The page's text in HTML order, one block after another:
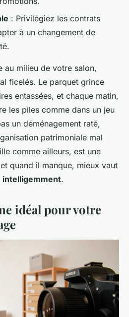
: Privilégiez les contrats
à un changement de
au milieu de votre salon,
ficelés. Le parquet grince
entassées, et chaque matin,
les piles comme dans un jeu
un déménagement raté,
patrimoniale mal
comme ailleurs, est une
quand il manque, mieux vaut
intelligemment.
idéal pour votre